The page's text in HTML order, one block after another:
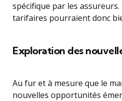
spécifique par les
tarifaires pourraient donc
Exploration des
Au fur et à mesure que le
nouvelles opportunités